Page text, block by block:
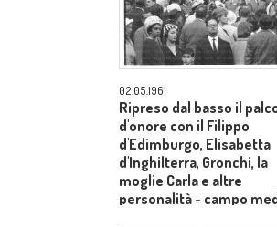
02.05.1961
Ripreso dal basso il
d'onore con il Filippo
d'Edimburgo, Elisabetta
d'Inghilterra, Gronchi, la
moglie Carla e altre
personalità - campo